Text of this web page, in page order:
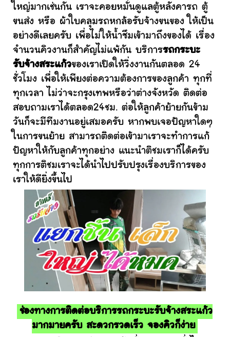
ใหญ่มากเช่นกัน เราจะคอยหมั่นดูแลตู้หลังคารถ ตู้
ขนส่ง หรือ ผ้าใบคลุมรถหกล้อรับจ้างขนของ ให้เป็น
อย่างดีเลยครับ เพื่อไม่ให้น้ำซึมเข้ามาถึงของได้ เรื่อง
จำนวนคิวงานก็สำคัญไม่แพ้กัน บริการรถกระบะ
รับจ้างสระแก้วของเราเปิดให้วิ่งงานกันตลอด 24
ชั่วโมง เพื่อให้เพียงต่อความต้องการของลูกค้า ทุกที่
ทุกเวลา ไม่ว่าจะกรุงเทพหรือว่าต่างจังหวัด ติดต่อ
สอบถามเราได้ตลอด24ชม. ต่อให้ลูกค้าย้ายกันข้าม
วันก็จะมีทีมงานอยู่เสมอครับ หากพบเจอปัญหาใดๆ
ในการขนย้าย สามารถติดต่อเข้ามาเราจะทำการแก้
ปัญหาให้กับลูกค้าทุกอย่าง แนะนำติชมเราก็ได้ครับ
ทุกการติชมเราจะได้นำไปปรับปรุงเรื่องบริการของ
เราให้ดียิ่งขึ้นไป
ช่องทางการติดต่อบริการรถกระบะรับจ้างสระแก้ว
มากมายครับ สะดวกรวดเร็ว จองคิวก็ง่าย